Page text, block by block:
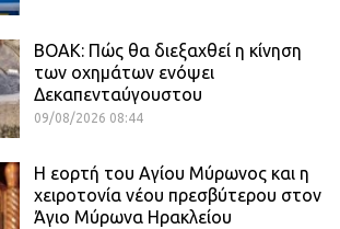
ΒΟΑΚ: Πώς θα διεξαχθεί η κίνηση
των οχημάτων ενόψει
Δεκαπενταύγουστου
09/08/2026 08:44
Η εορτή του Αγίου Μύρωνος και η
χειροτονία νέου πρεσβύτερου στον
Άγιο Μύρωνα Ηρακλείου